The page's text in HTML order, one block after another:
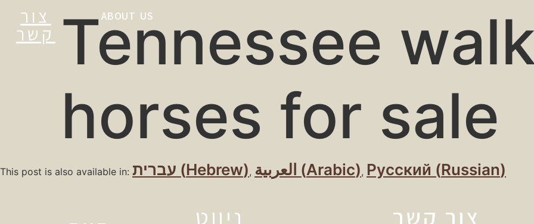
צור
קשר
ABOUT US
Tennessee
horses for sale
This post is also available in: עברית (Hebrew) العربية (Arabic) Русский (Russian)
ניווט
צור קשר